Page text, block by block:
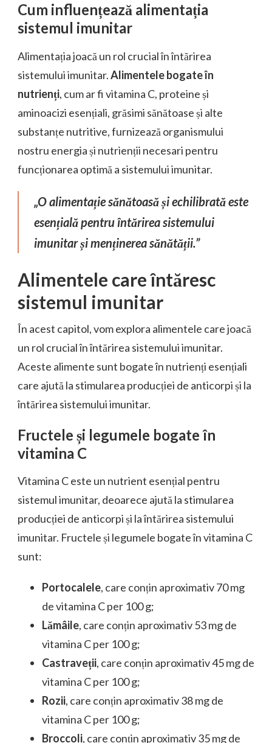
Cum influențează alimentația
sistemul imunitar
Alimentația joacă un rol crucial în întărirea
sistemului imunitar.Alimentele bogate în
nutrienți, cum ar fi vitamina C, proteine și
aminoacizi esențiali, grăsimi sănătoase și alte
substanțe nutritive, furnizează organismului
nostru energia și nutrienții necesari pentru
funcționarea optimă a sistemului imunitar.
„O alimentație sănătoasă și echilibrată este
esențială pentru întărirea sistemului
imunitar și menținerea sănătății.”
Alimentele care întăresc
sistemul imunitar
În acest capitol, vom explora alimentele care joacă
un rol crucial în întărirea sistemului imunitar.
Aceste alimente sunt bogate în nutrienți esențiali
care ajută la stimularea producției de anticorpi și la
întărirea sistemului imunitar.
Fructele și legumele bogate în
vitamina C
Vitamina C este un nutrient esențial pentru
sistemul imunitar, deoarece ajută la stimularea
producției de anticorpi și la întărirea sistemului
imunitar. Fructele și legumele bogate în vitamina C
sunt:
Portocalele, care conțin aproximativ 70 mg
de vitamina C per 100 g;
Lămâile, care conțin aproximativ 53 mg de
vitamina C per 100 g;
Castraveții, care conțin aproximativ 45 mg de
vitamina C per 100 g;
Rozii, care conțin aproximativ 38 mg de
vitamina C per 100 g;
Broccoli, care conțin aproximativ 35 mg de